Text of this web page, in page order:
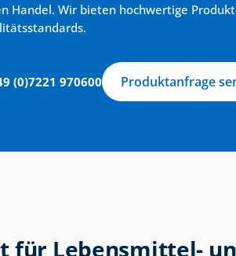
Handel. Wir bieten hochwertige
(0)7221 970600 Produktanfrage
für Lebensmittel-